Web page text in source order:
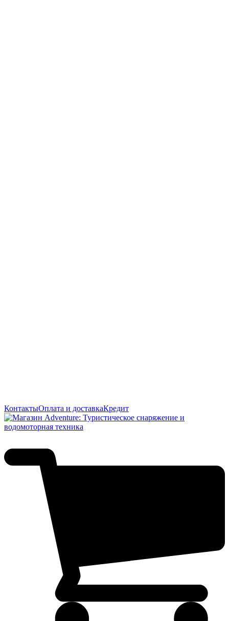
КонтактыОплата и доставкаКредит